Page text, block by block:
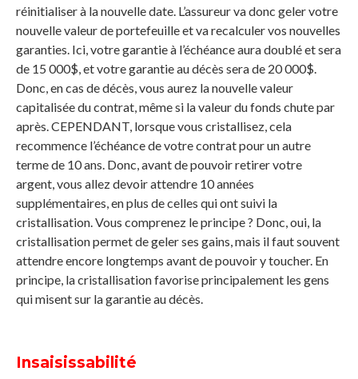
réinitialiser à la nouvelle date. L’assureur va donc geler votre
nouvelle valeur de portefeuille et va recalculer vos nouvelles
garanties. Ici, votre garantie à l’échéance aura doublé et sera
de 15 000$, et votre garantie au décès sera de 20 000$.
Donc, en cas de décès, vous aurez la nouvelle valeur
capitalisée du contrat, même si la valeur du fonds chute par
après. CEPENDANT, lorsque vous cristallisez, cela
recommence l’échéance de votre contrat pour un autre
terme de 10 ans. Donc, avant de pouvoir retirer votre
argent, vous allez devoir attendre 10 années
supplémentaires, en plus de celles qui ont suivi la
cristallisation. Vous comprenez le principe ? Donc, oui, la
cristallisation permet de geler ses gains, mais il faut souvent
attendre encore longtemps avant de pouvoir y toucher. En
principe, la cristallisation favorise principalement les gens
qui misent sur la garantie au décès.
Insaisissabilité